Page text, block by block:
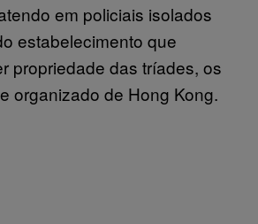
em policiais isolados
estabelecimento que
propriedade das tríades, os
organizado de Hong Kong.